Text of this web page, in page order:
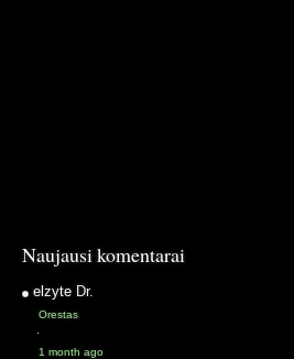
Naujausi komentarai
elzyte Dr.
Orestas
·
1 month ago